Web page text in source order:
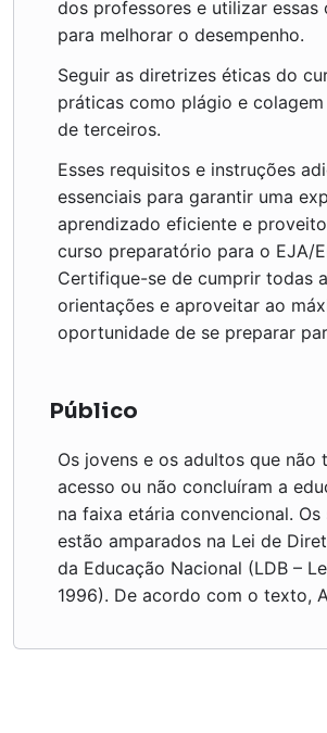
dos professores e utilizar essas
para melhorar o desempenho.
Seguir as diretrizes éticas do
práticas como plágio e
de terceiros.
Esses requisitos e instruções
essenciais para garantir uma
aprendizado eficiente e
curso preparatório para o EJA/
Certifique-se de cumprir todas
orientações e aproveitar ao
oportunidade de se preparar
Público
Os jovens e os adultos que não
acesso ou não concluíram a
na faixa etária convencional.
estão amparados na Lei de
da Educação Nacional (LDB –
1996). De acordo com o texto,